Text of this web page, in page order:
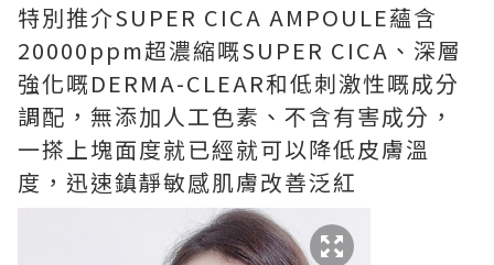
特別推介SUPER CICA AMPOULE蘊含
20000ppm超濃縮嘅SUPER CICA 、深層
強化嘅DERMA-CLEAR和低刺激性嘅成分
調配，無添加人工色素、不含有害成分，
一搽上塊面度就已經就可以降低皮膚溫
度，迅速鎮靜敏感肌膚改善泛紅